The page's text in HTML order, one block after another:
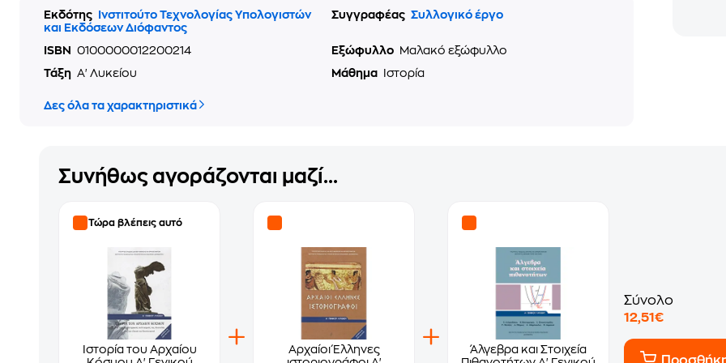
Εκδότης
Ινστιτούτο Τεχνολογίας Υπολογιστών
και Εκδόσεων Διόφαντος
Συγγραφέας Συλλογικό έργο
ISBN 0100000012200214 Εξώφυλλο
Μαλακό εξώφυλλο
Τάξη Α' Λυκείου Μάθημα Ιστορία
Δες όλα τα χαρακτηριστικά
Συνήθως αγοράζονται μαζί...
Τώρα βλέπεις αυτό
Ιστορία του Αρχαίου
Αρχαίοι Έλληνες
Άλγεβρα και Στοιχεία
Σύνολο
12,51€